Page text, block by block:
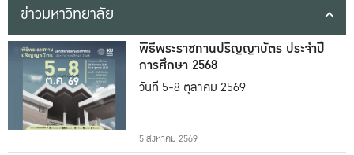
ข่าวมหาวิทยาลัย
พิธีพระราชทานปริญญาบัตร ประจำปี
การศึกษา 2568
วันที่ 5-8 ตุลาคม 2569
5 สิงหาคม 2569